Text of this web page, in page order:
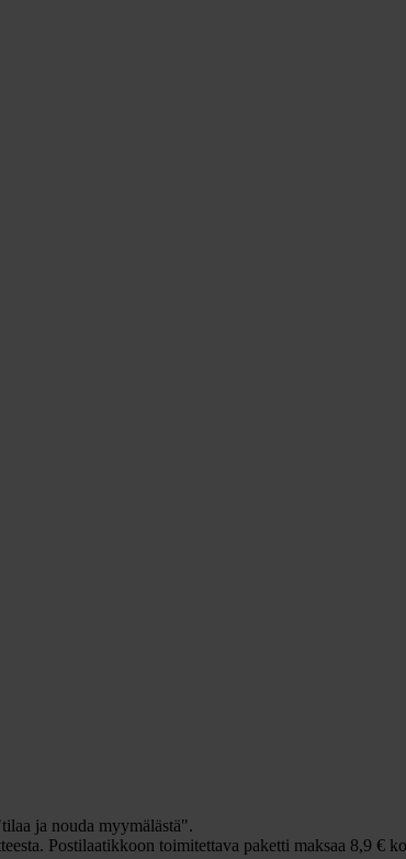
ja nouda myymälästä".
Postilaatikkoon toimitettava paketti maksaa 8,9 €